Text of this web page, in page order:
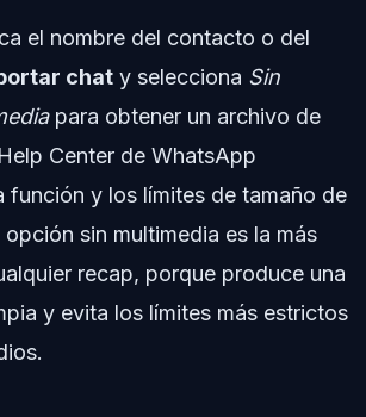
el nombre del contacto o del
chat y selecciona Sin
para obtener un archivo de
Center de WhatsApp
función y los límites de tamaño de
sin multimedia es la más
recap, porque produce una
y evita los límites más estrictos